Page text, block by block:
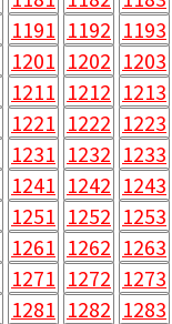
1191 1192 1193
1201 1202 1203
1211 1212 1213
1221 1222 1223
1231 1232 1233
1241 1242 1243
1251 1252 1253
1261 1262 1263
1271 1272 1273
1281 1282 1283